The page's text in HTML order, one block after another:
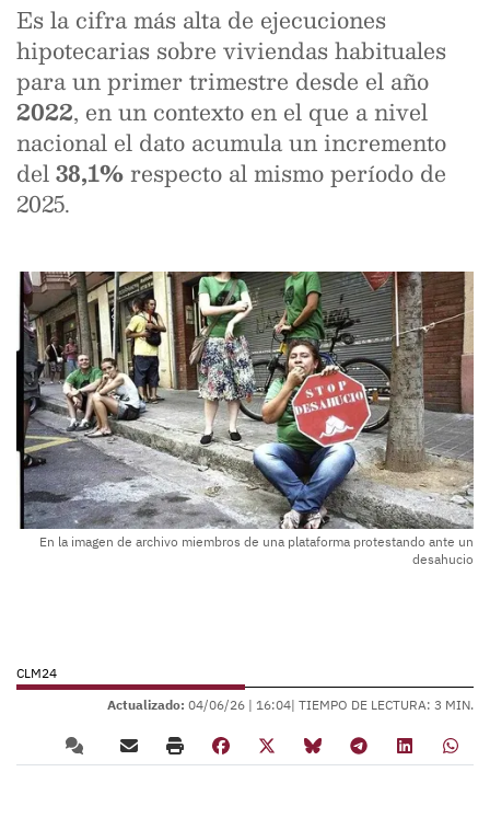
Es la cifra más alta de ejecuciones
hipotecarias sobre viviendas habituales
para un primer trimestre desde el año
2022, en un contexto en el que a nivel
nacional el dato acumula un incremento
del38,1%respecto al mismo período de
2025.
En la imagen de archivo miembros de una plataforma protestando ante un
desahucio
CLM24
Actualizado: 04/06/26 | 16:04| TIEMPO DE LECTURA: 3 MIN.